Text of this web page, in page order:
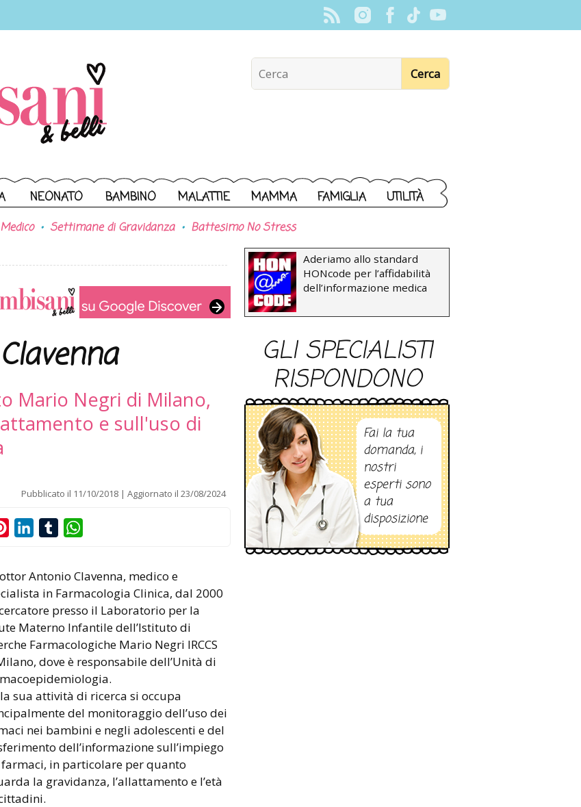
NEONATO BAMBINO MALATTIE MAMMA FAMIGLIA UTILITÀ
Settimane di Gravidanza Battesimo No Stress
Mario Negri di Milano,
e sull'uso di
Pubblicato il 11/10/2018 Aggiornato il 23/08/2024
PinterestLinkedInTumblr
Antonio Clavenna, medico e
in Farmacologia Clinica, dal 2000
presso il Laboratorio per la
Materno Infantile dell’Istituto di
Farmacologiche Mario Negri IRCCS
dove è responsabile dell’Unità di
sua attività di ricerca si occupa
del monitoraggio dell’uso dei
nei bambini e negli adolescenti e del
dell’informazione sull’impiego
in particolare per quanto
la gravidanza, l’allattamento e l’età
Aderiamo allo standard
HONcode per l’affidabilità
dell’informazione medica
GLI SPECIALISTI
RISPONDONO
Fai la tua
domanda, i
nostri
esperti sono
a tua
disposizione